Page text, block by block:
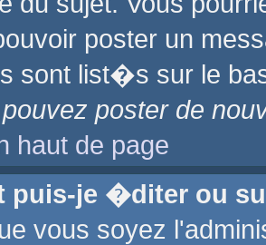
poster un
sont list�s sur le
poster de
haut de page
puis-je �diter ou
vous soyez